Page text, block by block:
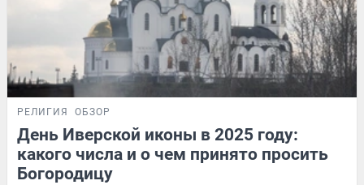
РЕЛИГИЯ ОБЗОР
День Иверской иконы в 2025 году:
какого числа и о чем принято просить
Богородицу